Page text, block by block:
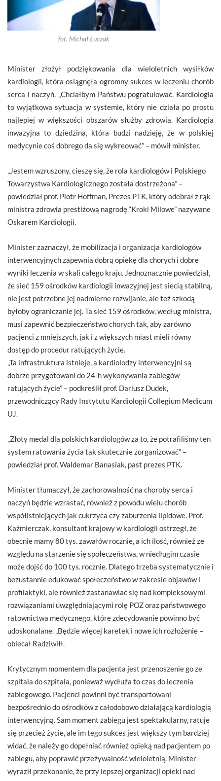
fot. Michał Łuczak
Minister złożył podziękowania dla wieloletnich wysiłków
kardiologii, która osiągnęła ogromny sukces w leczeniu chorób
serca i naczyń. „Chciałbym Państwu pogratulować. Kardiologia
to wyjątkowa sytuacja w systemie, który nie działa po prostu
najlepiej w większości obszarów służby zdrowia. Kardiologia
inwazyjna to dziedzina, która budzi nadzieję, że w polskiej
medycynie coś dobrego da się wykreować” – mówił minister.
„Jestem wzruszony, cieszę się, że rola kardiologów i Polskiego
Towarzystwa Kardiologicznego została dostrzeżona” –
powiedział prof. Piotr Hoffman, Prezes PTK, który odebrał z rąk
ministra zdrowia prestiżową nagrodę “Kroki Milowe” nazywane
Oskarem Kardiologii.
Minister zaznaczył, że mobilizacja i organizacja kardiologów
interwencyjnych zapewnia dobrą opiekę dla chorych i dobre
wyniki leczenia w skali całego kraju. Jednoznacznie powiedział,
że sieć 159 ośrodków kardiologii inwazyjnej jest siecią stabilną,
nie jest potrzebne jej nadmierne rozwijanie, ale też szkodą
byłoby ograniczanie jej. Ta sieć 159 ośrodków, według ministra,
musi zapewnić bezpieczeństwo chorych tak, aby zarówno
pacjenci z mniejszych, jak i z większych miast mieli równy
dostęp do procedur ratujących życie.
„Ta infrastruktura istnieje, a kardiolodzy interwencyjni są
dobrze przygotowani do 24-h wykonywania zabiegów
ratujących życie” – podkreślił prof. Dariusz Dudek,
przewodniczący Rady Instytutu Kardiologii Collegium Medicum
UJ.
„Złoty medal dla polskich kardiologów za to, że potrafiliśmy ten
system ratowania życia tak skutecznie zorganizować” –
powiedział prof. Waldemar Banasiak, past prezes PTK.
Minister tłumaczył, że zachorowalność na choroby serca i
naczyń będzie wzrastać, również z powodu wielu chorób
współistniejących jak cukrzyca czy zaburzenia lipidowe. Prof.
Kaźmierczak, konsultant krajowy w kardiologii ostrzegł, że
obecnie mamy 80 tys. zawałów rocznie, a ich ilość, również ze
względu na starzenie się społeczeństwa, w niedługim czasie
może dojść do 100 tys. rocznie. Dlatego trzeba systematycznie i
bezustannie edukować społeczeństwo w zakresie objawów i
profilaktyki, ale również zastanawiać się nad kompleksowymi
rozwiązaniami uwzględniającymi rolę POZ oraz państwowego
ratownictwa medycznego, które zdecydowanie powinno być
udoskonalane. „Będzie więcej karetek i nowe ich rozłożenie –
obiecał Radziwiłł.
Krytycznym momentem dla pacjenta jest przenoszenie go ze
szpitala do szpitala, ponieważ wydłuża to czas do leczenia
zabiegowego. Pacjenci powinni być transportowani
bezpośrednio do ośrodków z całodobowo działającą kardiologią
interwencyjną. Sam moment zabiegu jest spektakularny, ratuje
się przecież życie, ale im tego sukces jest większy tym bardziej
widać, że należy go dopełniać również opieką nad pacjentem po
zabiegu, aby poprawić przeżywalność wieloletnią. Minister
wyraził przekonanie, że przy lepszej organizacji opieki nad